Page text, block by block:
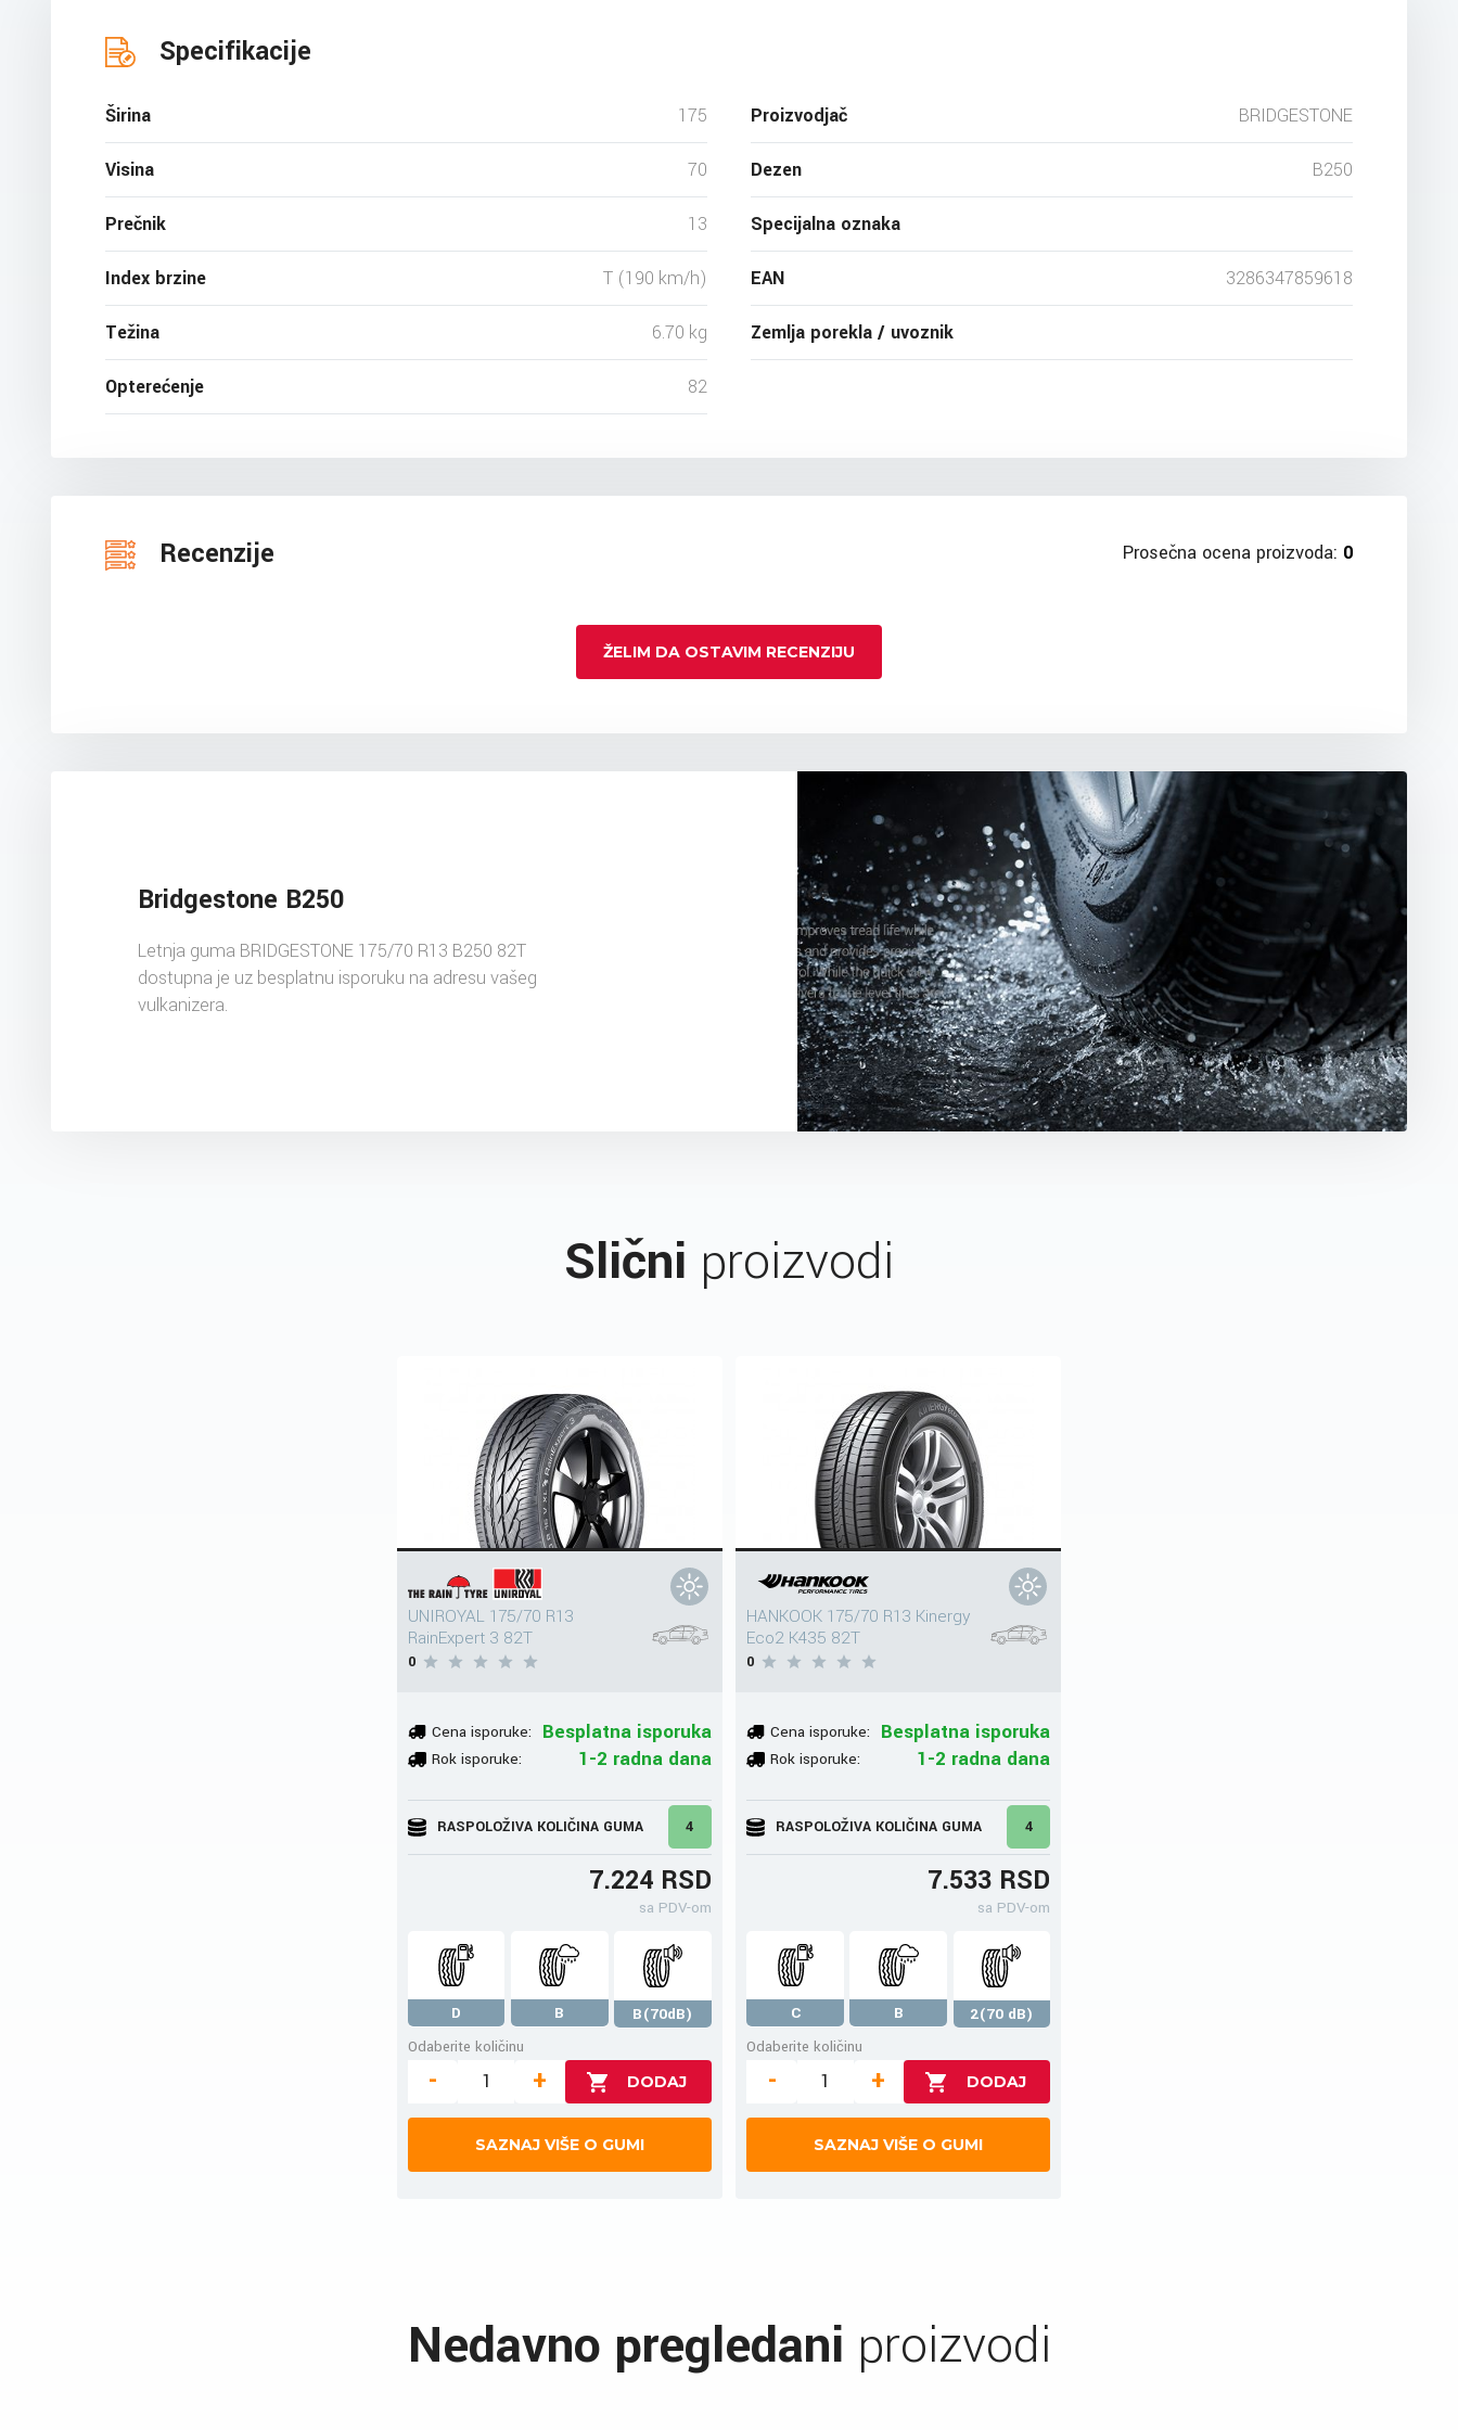
Specifikacije
Širina 175
Visina 70
Prečnik 13
Index brzine T (190 km/h)
Težina 6.70 kg
Opterećenje 82
Proizvodjač BRIDGESTONE
Dezen B250
Specijalna oznaka
EAN 3286347859618
Zemlja porekla / uvoznik
Recenzije Prosečna ocena proizvoda: 0
ŽELIM DA OSTAVIM RECENZIJU
Bridgestone B250
Letnja guma BRIDGESTONE 175/70 R13 B250 82T
dostupna je uz besplatnu isporuku na adresu vašeg
vulkanizera.
Slični proizvodi
UNIROYAL 175/70 R13
RainExpert 3 82T
0
Cena isporuke: Besplatna isporuka
Rok isporuke: 1-2 radna dana
RASPOLOŽIVA KOLIČINA GUMA 4
7.224 RSD
sa PDV-om
D B
B(70dB)
Odaberite količinu
- +
SAZNAJ VIŠE O GUMI
HANKOOK 175/70 R13 Kinergy
Eco2 K435 82T
0
Cena isporuke: Besplatna isporuka
Rok isporuke: 1-2 radna dana
RASPOLOŽIVA KOLIČINA GUMA 4
7.533 RSD
sa PDV-om
C B
2(70 dB)
Odaberite količinu
- +
SAZNAJ VIŠE O GUMI
Nedavno pregledani proizvodi